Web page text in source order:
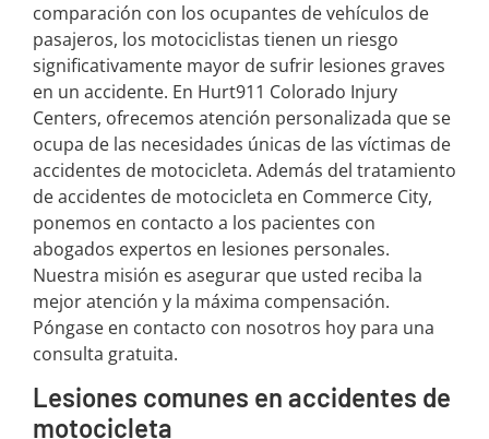
comparación con los ocupantes de vehículos de
pasajeros, los motociclistas tienen un riesgo
significativamente mayor de sufrir lesiones graves
en un accidente. En Hurt911 Colorado Injury
Centers, ofrecemos atención personalizada que se
ocupa de las necesidades únicas de las víctimas de
accidentes de motocicleta. Además del tratamiento
de accidentes de motocicleta en Commerce City,
ponemos en contacto a los pacientes con
abogados expertos en lesiones personales.
Nuestra misión es asegurar que usted reciba la
mejor atención y la máxima compensación.
Póngase en contacto con nosotros hoy para una
consulta gratuita.
Lesiones comunes en accidentes de
motocicleta